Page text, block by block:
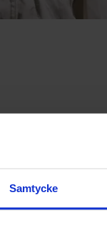
Samtycke
som vill
här bredvid
och i utlandet.
inloggningar till
kunder.